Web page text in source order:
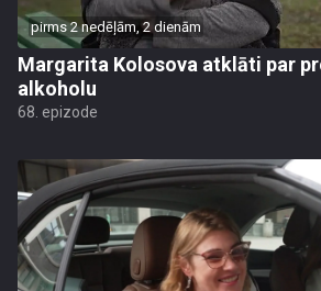
pirms 2 nedēļām, 2 dienām
Margarita Kolosova atklāti par
alkoholu
68. epizode